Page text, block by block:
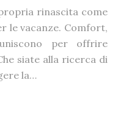
rinascita come
le vacanze. Comfort,
per offrire
siate alla ricerca di
la…